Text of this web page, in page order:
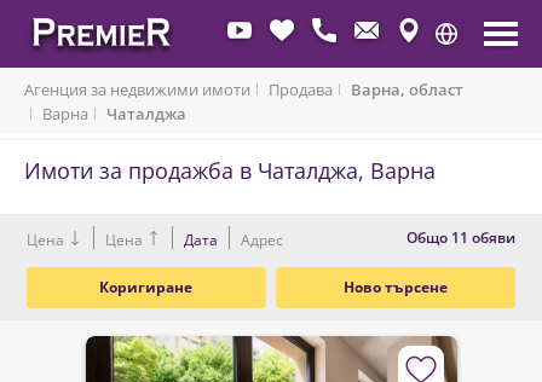
Агенция за недвижими имоти Продава
Варна, област
Варна
Чаталджа
Имоти за продажба в Чаталджа, Варна
Цена Цена Дата Адрес Oбщо 11 обяви
Коригиране Ново търсене